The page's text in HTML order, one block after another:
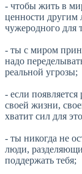
- чтобы жить в
ценности
чужеродного для
- ты с миром
надо
реальной угрозы;
- если появляется
своей жизни,
хватит сил для
- ты никогда не
люди,
поддержать тебя;